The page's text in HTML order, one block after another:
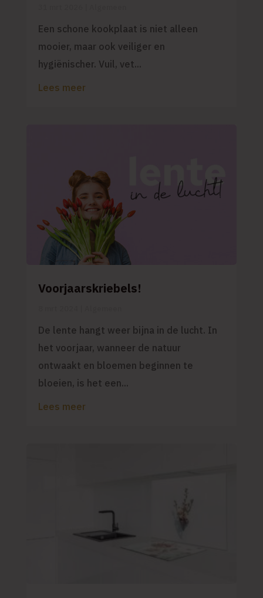
Een schone kookplaat is niet alleen
mooier, maar ook veiliger en
hygiënischer. Vuil, vet...
Lees meer
Voorjaarskriebels!
De lente hangt weer bijna in de lucht. In
het voorjaar, wanneer de natuur
ontwaakt en bloemen beginnen te
bloeien, is het een...
Lees meer